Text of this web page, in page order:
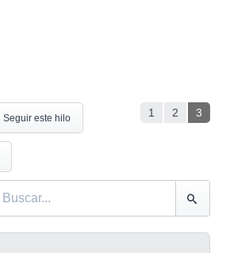
1 2 3
Seguir este hilo